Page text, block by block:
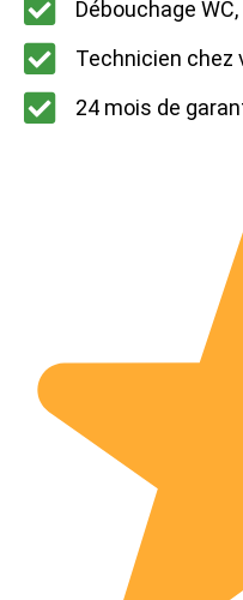
Débouchage
Technicien chez
24 mois de